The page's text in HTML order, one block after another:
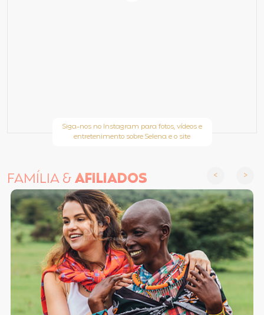
Siga-nos no Instagram para fotos, vídeos e
entretenimento sobre Selena e o site
FAMÍLIA &AFILIADOS